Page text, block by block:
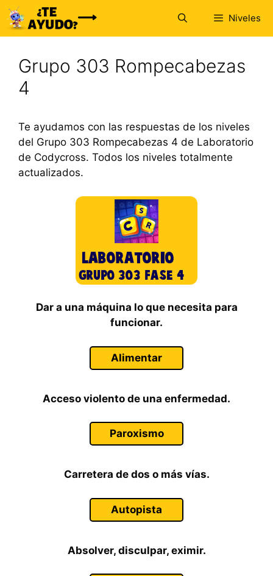
Saltar
al
contenido
Niveles
Grupo 303 Rompecabezas
4
Te ayudamos con las respuestas de los niveles
del Grupo 303 Rompecabezas 4 de Laboratorio
de Codycross. Todos los niveles totalmente
actualizados.
Dar a una máquina lo que necesita para
funcionar.
Alimentar
Acceso violento de una enfermedad.
Paroxismo
Carretera de dos o más vías.
Autopista
Absolver, disculpar, eximir.